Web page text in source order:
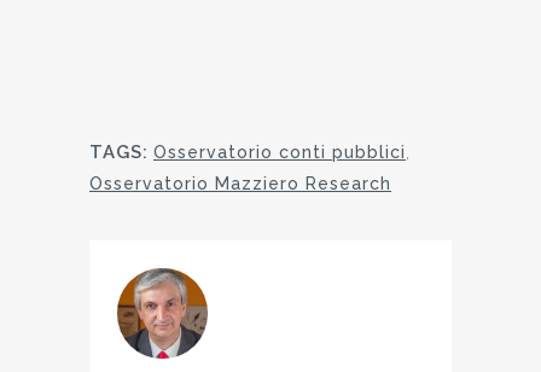
TAGS: Osservatorio conti pubblici
Osservatorio Mazziero Research